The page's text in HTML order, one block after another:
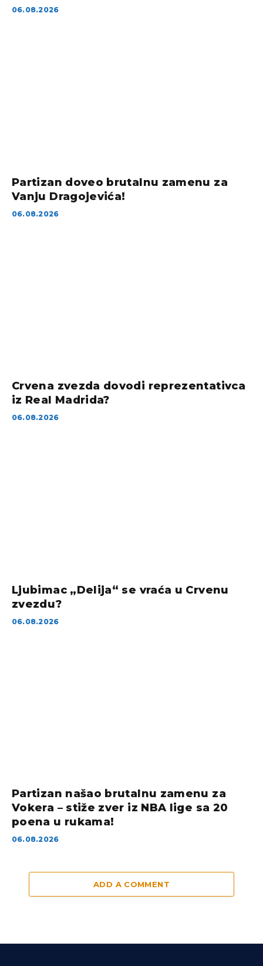
06.08.2026
Partizan doveo brutalnu zamenu za
Vanju Dragojevića!
06.08.2026
Crvena zvezda dovodi reprezentativca
iz Real Madrida?
06.08.2026
Ljubimac „Delija“ se vraća u Crvenu
zvezdu?
06.08.2026
Partizan našao brutalnu zamenu za
Vokera – stiže zver iz NBA lige sa 20
poena u rukama!
06.08.2026
ADD A COMMENT